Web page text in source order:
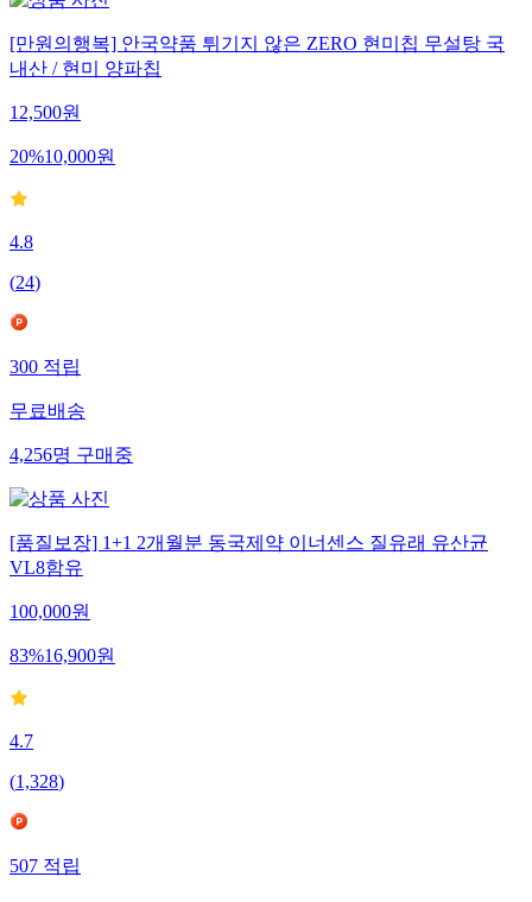
[만원의행복] 안국약품 튀기지 않은 ZERO 현미칩 무설탕 국
내산 / 현미 양파칩
12,500원
20%10,000원
4.8
(24)
300적립
무료배송
4,256명구매중
[품질보장] 1+1 2개월분 동국제약 이너센스 질유래 유산균
VL8함유
100,000원
83%16,900원
4.7
(1,328)
507적립